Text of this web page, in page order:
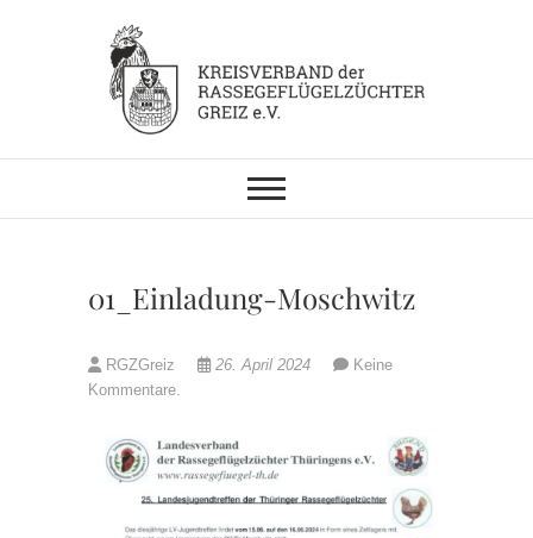
KV RGZ Greiz
01_Einladung-Moschwitz
RGZGreiz 26. April 2024
Keine
Kommentare.